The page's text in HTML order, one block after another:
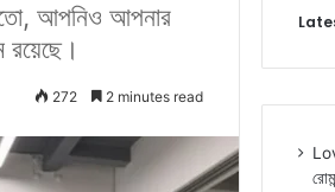
আপনিও আপনার
272 2 minutes read